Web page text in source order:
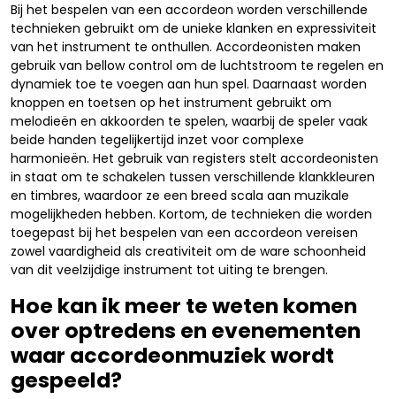
Bij het bespelen van een accordeon worden verschillende
technieken gebruikt om de unieke klanken en expressiviteit
van het instrument te onthullen. Accordeonisten maken
gebruik van bellow control om de luchtstroom te regelen en
dynamiek toe te voegen aan hun spel. Daarnaast worden
knoppen en toetsen op het instrument gebruikt om
melodieën en akkoorden te spelen, waarbij de speler vaak
beide handen tegelijkertijd inzet voor complexe
harmonieën. Het gebruik van registers stelt accordeonisten
in staat om te schakelen tussen verschillende klankkleuren
en timbres, waardoor ze een breed scala aan muzikale
mogelijkheden hebben. Kortom, de technieken die worden
toegepast bij het bespelen van een accordeon vereisen
zowel vaardigheid als creativiteit om de ware schoonheid
van dit veelzijdige instrument tot uiting te brengen.
Hoe kan ik meer te weten komen
over optredens en evenementen
waar accordeonmuziek wordt
gespeeld?